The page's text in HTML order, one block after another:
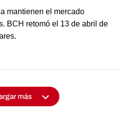
mantienen el mercado
BCH retomó el 13 de abril de
más